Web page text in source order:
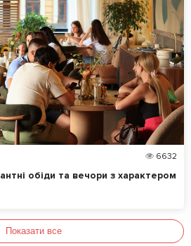
6632
обіди та вечори з характером
Показати все